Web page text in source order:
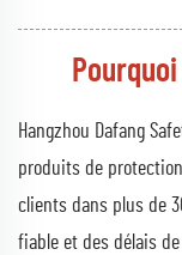
Hangzhou Dafang
produits de
clients dans plus de
fiable et des délais